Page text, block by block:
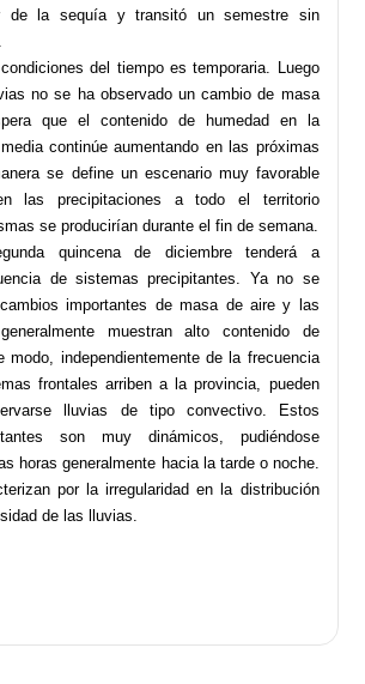
de la sequía y transitó un semestre sin
del tiempo es temporaria. Luego
no se ha observado un cambio de masa
que el contenido de humedad en la
continúe aumentando en las próximas
se define un escenario muy favorable
las precipitaciones a todo el territorio
se producirían durante el fin de semana.
quincena de diciembre tenderá a
de sistemas precipitantes. Ya no se
importantes de masa de aire y las
muestran alto contenido de
modo, independientemente de la frecuencia
frontales arriben a la provincia, pueden
lluvias de tipo convectivo. Estos
son muy dinámicos, pudiéndose
horas generalmente hacia la tarde o noche.
por la irregularidad en la distribución
de las lluvias.